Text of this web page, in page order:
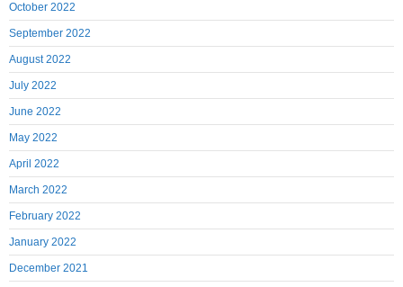
October 2022
September 2022
August 2022
July 2022
June 2022
May 2022
April 2022
March 2022
February 2022
January 2022
December 2021